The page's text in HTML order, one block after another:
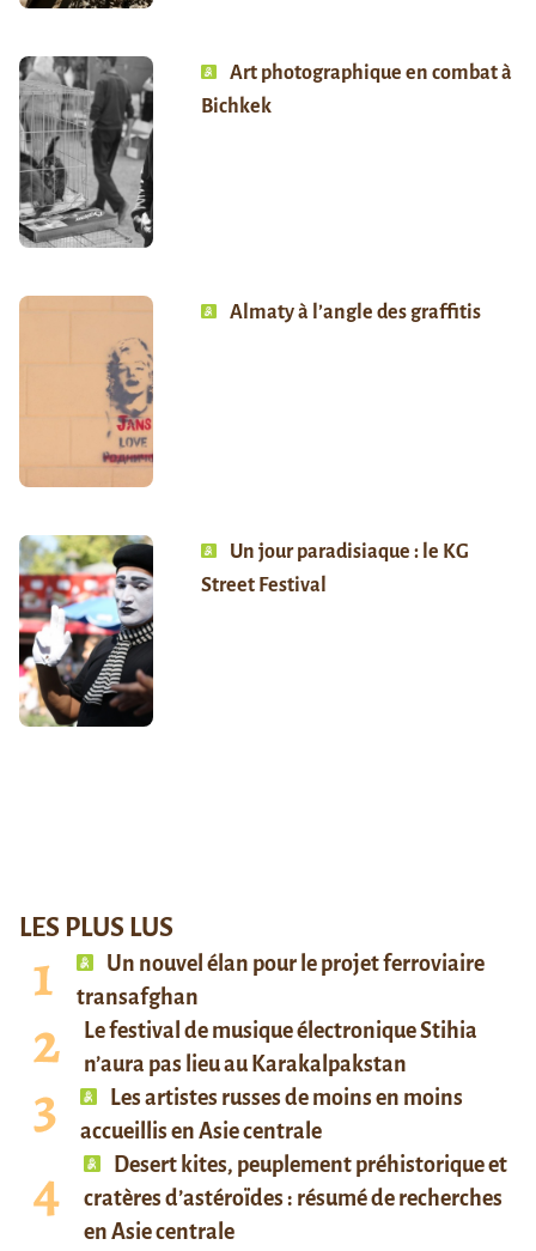
Art photographique en combat à
Bichkek
Almaty à l’angle des graffitis
Un jour paradisiaque : le KG
Street Festival
LES PLUS LUS
Un nouvel élan pour le projet ferroviaire
transafghan
Le festival de musique électronique Stihia
n’aura pas lieu au Karakalpakstan
Les artistes russes de moins en moins
accueillis en Asie centrale
Desert kites, peuplement préhistorique et
cratères d’astéroïdes : résumé de recherches
en Asie centrale